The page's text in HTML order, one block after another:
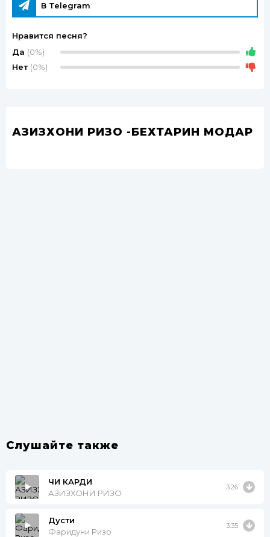
В Telegram
Нравится песня?
Да (0%)
Нет (0%)
АЗИЗХОНИ РИЗО -БЕХТАРИН МОДАР
Слушайте также
ЧИ КАРДИ
АЗИЗХОНИ РИЗО
3:26
Дусти
Фаридуни Ризо
3:35